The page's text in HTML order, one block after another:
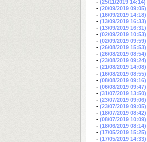
- (25/11/2019 14:14)
- (20/09/2019 09:05)
- (16/09/2019 14:18)
- (13/09/2019 16:33)
- (13/09/2019 16:31)
- (02/09/2019 10:53)
- (02/09/2019 09:59)
- (26/08/2019 15:53)
- (26/08/2019 08:54)
- (23/08/2019 09:24)
- (21/08/2019 14:08)
- (16/08/2019 08:55)
- (08/08/2019 09:16)
- (06/08/2019 09:47)
- (31/07/2019 13:50)
- (23/07/2019 09:06)
- (23/07/2019 09:05)
- (18/07/2019 08:42)
- (08/07/2019 10:09)
- (18/06/2019 08:14)
- (17/05/2019 15:25)
- (17/05/2019 14:33)